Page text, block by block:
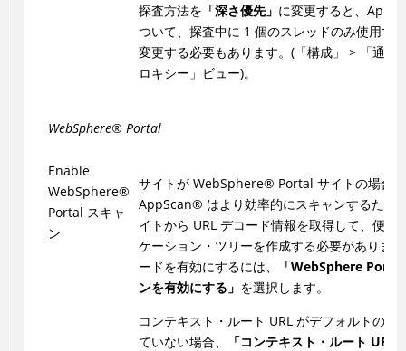
探査方法を 「深さ優先」 に変更すると、
ついて、探査中に 1 個のスレッドのみ使用す
変更する必要もあります。(「構成」 > 「通信
ロキシー」ビュー)。
WebSphere®Portal
Enable
WebSphere®
Portal スキャ
ン
サイトが WebSphere® Portal サイトの場合、
AppScan® はより効率的にスキャンするため
イトから URL デコード情報を取得して、便利
ケーション・ツリーを作成する必要がありま
ードを有効にするには、
「WebSphere
ンを有効にする」 を選択します。
コンテキスト・ルート URL がデフォルトの形
ていない場合、
「コンテキスト・ルート URL